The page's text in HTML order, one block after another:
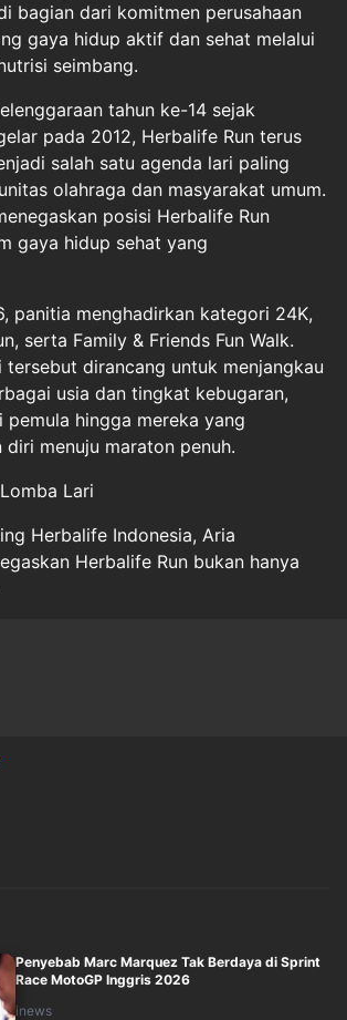
bagian dari komitmen perusahaan
gaya hidup aktif dan sehat melalui
seimbang.
tahun ke-14 sejak
pada 2012, Herbalife Run terus
salah satu agenda lari paling
olahraga dan masyarakat umum.
posisi Herbalife Run
gaya hidup sehat yang
panitia menghadirkan kategori 24K,
serta Family & Friends Fun Walk.
tersebut dirancang untuk menjangkau
usia dan tingkat kebugaran,
pemula hingga mereka yang
diri menuju maraton penuh.
Lari
Herbalife Indonesia, Aria
Herbalife Run bukan hanya
Penyebab Marc Marquez Tak Berdaya di Sprint
Race MotoGP Inggris 2026
inews